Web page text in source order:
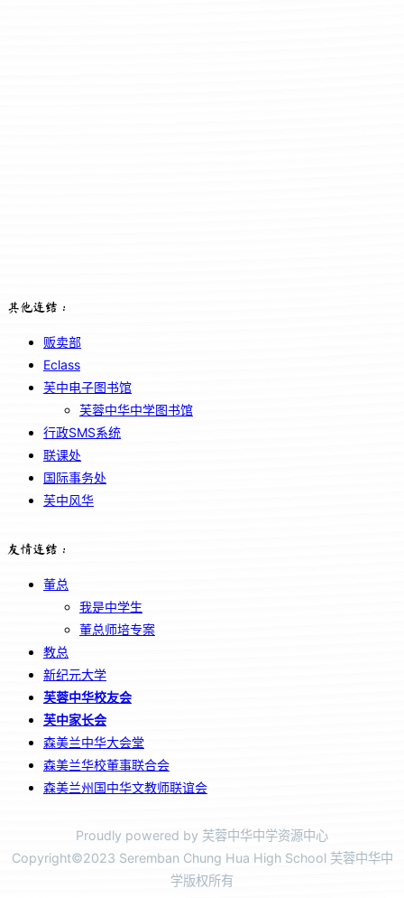
其他连结：
贩卖部
Eclass
芙中电子图书馆
芙蓉中华中学图书馆
行政SMS系统
联课处
国际事务处
芙中风华
友情连结：
董总
我是中学生
董总师培专案
教总
新纪元大学
芙蓉中华校友会
芙中家长会
森美兰中华大会堂
森美兰华校董事联合会
森美兰州国中华文教师联谊会
Proudly powered by 芙蓉中华中学资源中心
Copyright©2023 Seremban Chung Hua High School 芙蓉中华中
学版权所有